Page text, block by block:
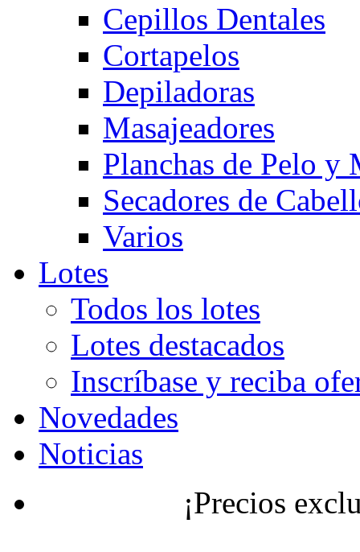
Cepillos Dentales
Cortapelos
Depiladoras
Masajeadores
Planchas de Pelo y
Secadores de
Varios
Lotes
Todos los lotes
Lotes destacados
Inscríbase y reciba
Novedades
Noticias
¡Precios